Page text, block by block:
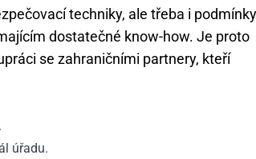
techniky, ale třeba i podmínky
dostatečné know-how. Je proto
se zahraničními partnery, kteří
úřadu.